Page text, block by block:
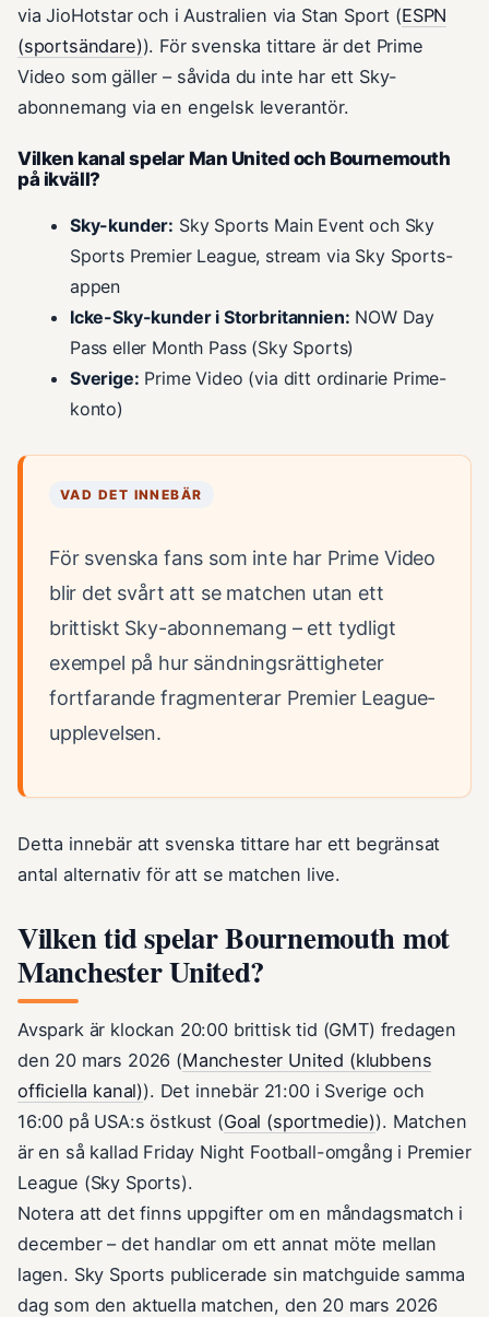
via JioHotstar och i Australien via Stan Sport (ESPN
(sportsändare)). För svenska tittare är det Prime
Video som gäller – såvida du inte har ett Sky-
abonnemang via en engelsk leverantör.
Vilken kanal spelar Man United och Bournemouth
på ikväll?
Sky-kunder: Sky Sports Main Event och Sky
Sports Premier League, stream via Sky Sports-
appen
Icke-Sky-kunder i Storbritannien: NOW Day
Pass eller Month Pass (Sky Sports)
Sverige: Prime Video (via ditt ordinarie Prime-
konto)
VAD DET INNEBÄR
För svenska fans som inte har Prime Video
blir det svårt att se matchen utan ett
brittiskt Sky-abonnemang – ett tydligt
exempel på hur sändningsrättigheter
fortfarande fragmenterar Premier League-
upplevelsen.
Detta innebär att svenska tittare har ett begränsat
antal alternativ för att se matchen live.
Vilken tid spelar Bournemouth mot
Manchester United?
Avspark är klockan 20:00 brittisk tid (GMT) fredagen
den 20 mars 2026 (Manchester United (klubbens
officiella kanal)). Det innebär 21:00 i Sverige och
16:00 på USA:s östkust (Goal (sportmedie)). Matchen
är en så kallad Friday Night Football-omgång i Premier
League (Sky Sports).
Notera att det finns uppgifter om en måndagsmatch i
december – det handlar om ett annat möte mellan
lagen. Sky Sports publicerade sin matchguide samma
dag som den aktuella matchen, den 20 mars 2026